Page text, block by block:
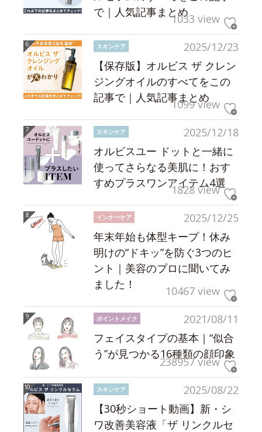
で｜人気記事まとめ1033 view
2025/12/23
スキンケア
【保存版】オルビス ザ クレン
ジングオイルのすべてをこの
記事で｜人気記事まとめ
1099 view
2025/12/18
スキンケア
オルビスユー ドットと一緒に
使ってさらなる美肌に！おす
すめプラスワンアイテム4選
1828 view
2025/12/25
インナーケア
年末年始も体型キープ！休み
明けの“ドキッ”を防ぐ3つのヒ
ント｜美容のプロに聞いてみ
ました！
10467 view
2021/08/11
ポイントメイク
フェイスタイプの基本｜“似合
う”が見つかる16種類の顔印象
238957 view
2025/08/22
スキンケア
【30秒ショート動画】新・シ
ワ改善美容液「ザ リンクルセ